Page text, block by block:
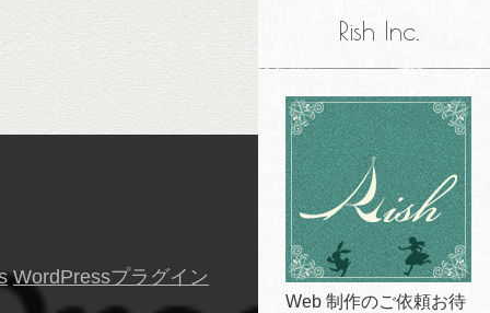
WordPressプラグイン
Rish Inc.
Web 制作のご依頼お待